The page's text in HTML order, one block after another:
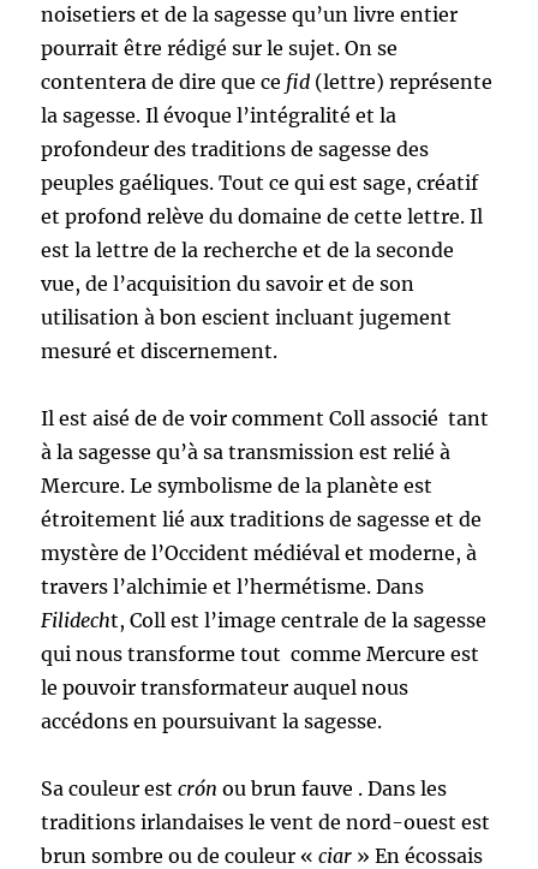
noisetiers et de la sagesse qu’un livre entier
pourrait être rédigé sur le sujet. On se
contentera de dire que ce fid (lettre) représente
la sagesse. Il évoque l’intégralité et la
profondeur des traditions de sagesse des
peuples gaéliques. Tout ce qui est sage, créatif
et profond relève du domaine de cette lettre. Il
est la lettre de la recherche et de la seconde
vue, de l’acquisition du savoir et de son
utilisation à bon escient incluant jugement
mesuré et discernement.
Il est aisé de de voir comment Coll associé tant
à la sagesse qu’à sa transmission est relié à
Mercure. Le symbolisme de la planète est
étroitement lié aux traditions de sagesse et de
mystère de l’Occident médiéval et moderne, à
travers l’alchimie et l’hermétisme. Dans
Filidecht, Coll est l’image centrale de la sagesse
qui nous transforme tout comme Mercure est
le pouvoir transformateur auquel nous
accédons en poursuivant la sagesse.
Sa couleur estcrónou brun fauve . Dans les
traditions irlandaises le vent de nord-ouest est
brun sombre ou de couleur «ciar » En écossais